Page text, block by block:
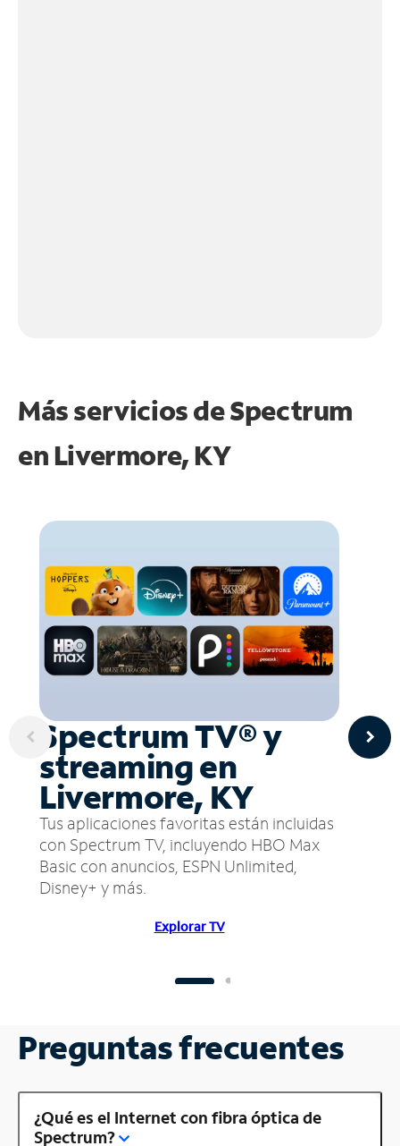
Más servicios de Spectrum
en Livermore, KY
Spectrum TV® y
streaming en
Livermore, KY
Tus aplicaciones favoritas están incluidas
con Spectrum TV, incluyendo HBO Max
Basic con anuncios, ESPN Unlimited,
Disney+ y más.
Explorar TV
Preguntas frecuentes
¿Qué es el Internet con fibra óptica de
Spectrum?